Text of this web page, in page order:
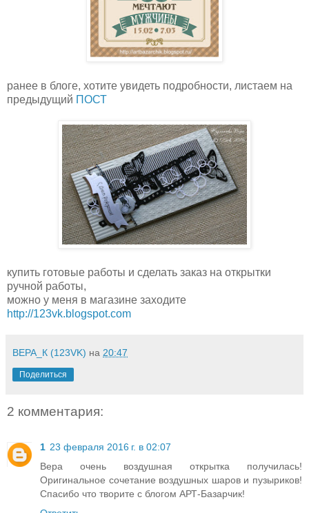
ранее в блоге, хотите увидеть подробности, листаем на
предыдущий ПОСТ
купить готовые работы и сделать заказ на открытки
ручной работы,
можно у меня в магазине заходите
http://123vk.blogspot.com
ВЕРА_К (123VK) на 20:47
Поделиться
2 комментария:
1 23 февраля 2016 г. в 02:07
Вера очень воздушная открытка получилась!
Оригинальное сочетание воздушных шаров и пузыриков!
Спасибо что творите с блогом АРТ-Базарчик!